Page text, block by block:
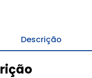
Descrição